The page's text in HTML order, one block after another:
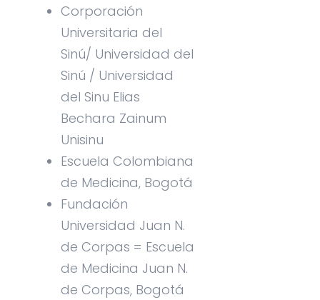
Corporación
Universitaria del
Sinú/ Universidad del
Sinú / Universidad
del Sinu Elias
Bechara Zainum
Unisinu
Escuela Colombiana
de Medicina, Bogotá
Fundación
Universidad Juan N.
de Corpas = Escuela
de Medicina Juan N.
de Corpas, Bogotá